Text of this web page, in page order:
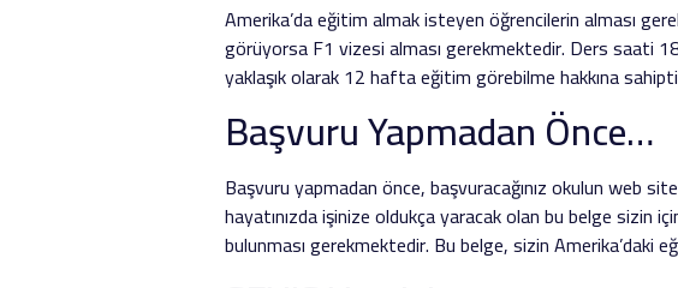
Amerika’da eğitim almak isteyen öğrencilerin alması
görüyorsa F1 vizesi alması gerekmektedir. Ders saati
yaklaşık olarak 12 hafta eğitim görebilme hakkına
Başvuru Yapmadan Önce…
Başvuru yapmadan önce, başvuracağınız okulun web
hayatınızda işinize oldukça yaracak olan bu belge sizin
bulunması gerekmektedir. Bu belge, sizin Amerika’daki